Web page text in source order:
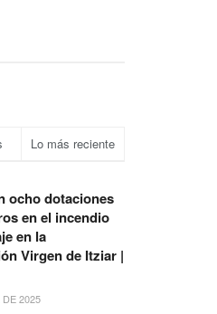
Lo más reciente
ocho dotaciones
en el incendio
en la
Virgen de Itziar |
2025